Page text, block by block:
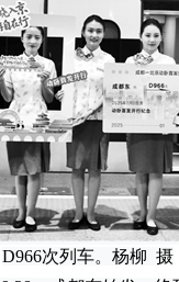
D966次列车。杨柳 摄